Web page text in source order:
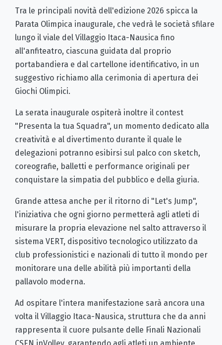
Tra le principali novità dell'edizione 2026 spicca la
Parata Olimpica inaugurale, che vedrà le società sfilare
lungo il viale del Villaggio Itaca-Nausica fino
all'anfiteatro, ciascuna guidata dal proprio
portabandiera e dal cartellone identificativo, in un
suggestivo richiamo alla cerimonia di apertura dei
Giochi Olimpici.
La serata inaugurale ospiterà inoltre il contest
"Presenta la tua Squadra", un momento dedicato alla
creatività e al divertimento durante il quale le
delegazioni potranno esibirsi sul palco con sketch,
coreografie, balletti e performance originali per
conquistare la simpatia del pubblico e della giuria.
Grande attesa anche per il ritorno di "Let's Jump",
l'iniziativa che ogni giorno permetterà agli atleti di
misurare la propria elevazione nel salto attraverso il
sistema VERT, dispositivo tecnologico utilizzato da
club professionistici e nazionali di tutto il mondo per
monitorare una delle abilità più importanti della
pallavolo moderna.
Ad ospitare l'intera manifestazione sarà ancora una
volta il Villaggio Itaca-Nausica, struttura che da anni
rappresenta il cuore pulsante delle Finali Nazionali
CSEN inVolley, garantendo agli atleti un ambiente